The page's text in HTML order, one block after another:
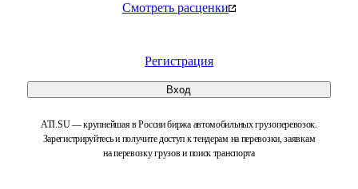
Смотреть расценки
Регистрация
Вход
ATI.SU — крупнейшая в России биржа автомобильных грузоперевозок.
Зарегистрируйтесь и получите доступ к тендерам на перевозки, заявкам
на перевозку грузов и поиск транспорта